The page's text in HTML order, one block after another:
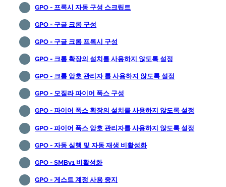
GPO - 프록시 자동 구성 스크립트
GPO - 구글 크롬 구성
GPO - 구글 크롬 프록시 구성
GPO - 크롬 확장의 설치를 사용하지 않도록 설정
GPO - 크롬 암호 관리자 를 사용하지 않도록 설정
GPO - 모질라 파이어 폭스 구성
GPO - 파이어 폭스 확장의 설치를 사용하지 않도록 설정
GPO - 파이어 폭스 암호 관리자를 사용하지 않도록 설정
GPO - 자동 실행 및 자동 재생 비활성화
GPO - SMBv1 비활성화
GPO - 게스트 계정 사용 중지